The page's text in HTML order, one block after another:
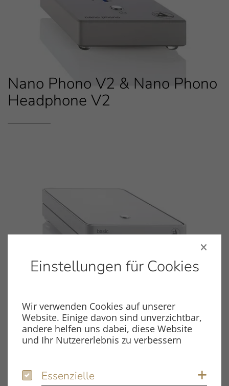
Nano Phono V2 & Nano Phono
Headphone V2
Basic V2
Einstellungen für Cookies
Wir verwenden Cookies auf unserer
Website. Einige davon sind unverzichtbar,
andere helfen uns dabei, diese Website
und Ihr Nutzererlebnis zu verbessern
Essenzielle
Essenzielle